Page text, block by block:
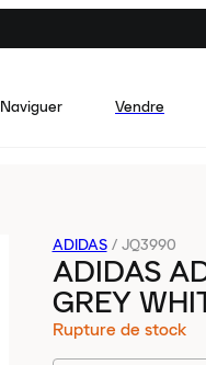
Naviguer Vendre
ADIDAS / JQ3990
ADIDAS
GREY
Rupture de stock